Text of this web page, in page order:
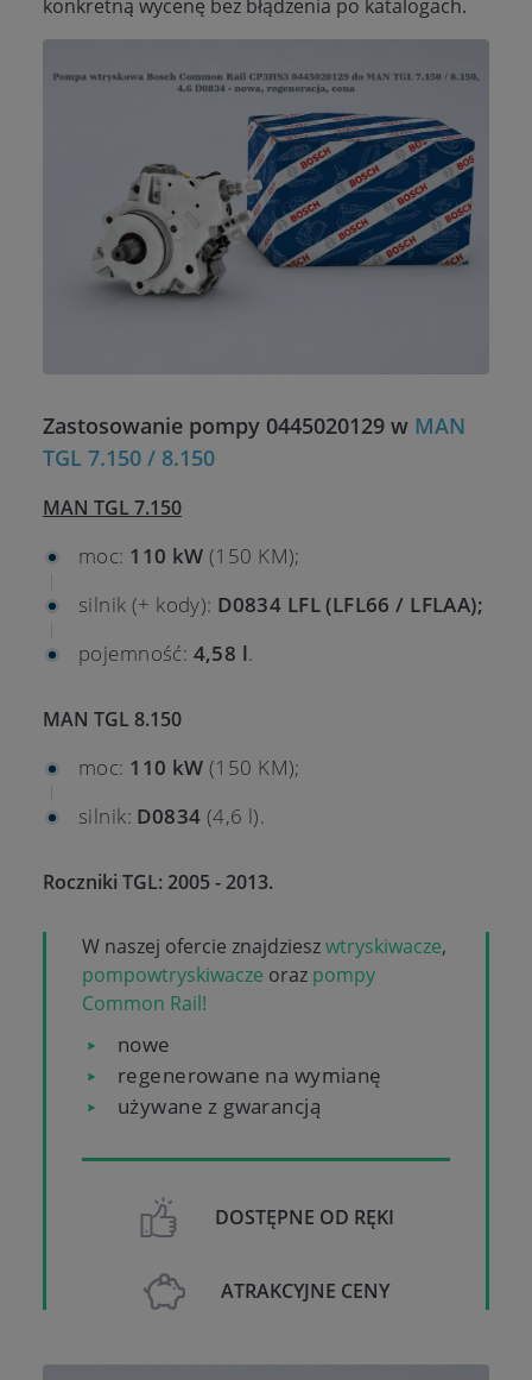
konkretną wycenę bez błądzenia po katalogach.
Zastosowanie pompy 0445020129 w MAN
TGL 7.150 / 8.150
MAN TGL 7.150
moc: 110 kW(150 KM);
silnik (+ kody): D0834 LFL (LFL66 / LFLAA);
pojemność: 4,58 l.
MAN TGL 8.150
moc: 110 kW (150 KM);
silnik: D0834 (4,6 l).
Roczniki TGL:2005 - 2013.
W naszej ofercie znajdzieszwtryskiwacze,
pompowtryskiwacze oraz pompy
Common Rail!
nowe
regenerowane na wymianę
używane z gwarancją
DOSTĘPNE OD RĘKI
ATRAKCYJNE CENY